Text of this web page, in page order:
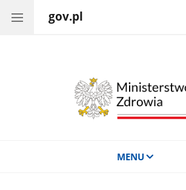
gov.pl
MENU